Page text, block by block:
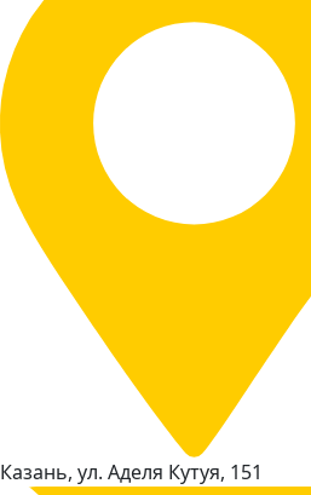
Казань, ул. Аделя Кутуя, 151